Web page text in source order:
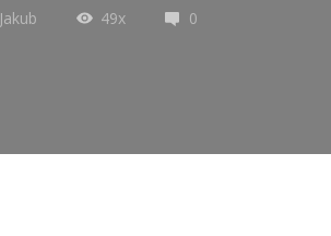
Jakub 49x 0